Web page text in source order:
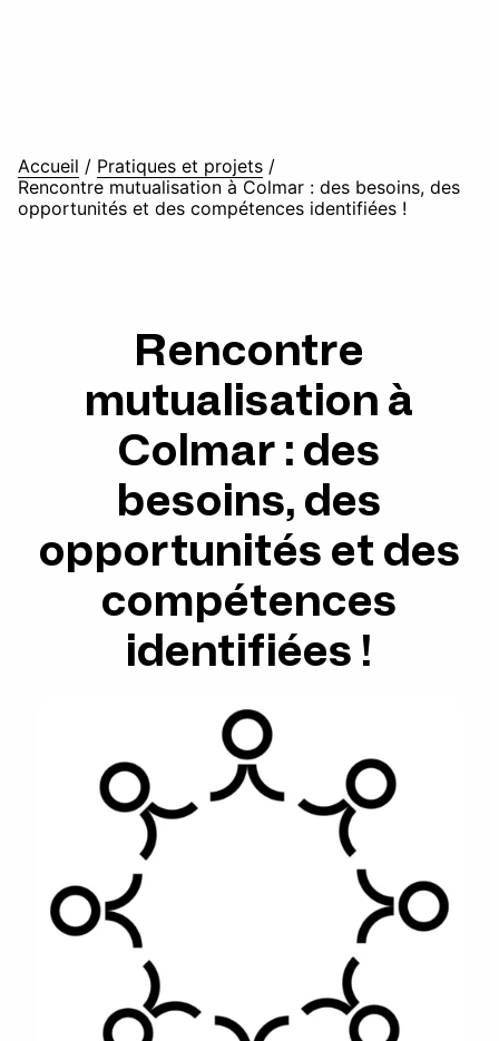
Accueil / Pratiques et projets /
Rencontre mutualisation à Colmar : des besoins, des
opportunités et des compétences identifiées !
Rencontre
mutualisation à
Colmar : des
besoins, des
opportunités et des
compétences
identifiées !